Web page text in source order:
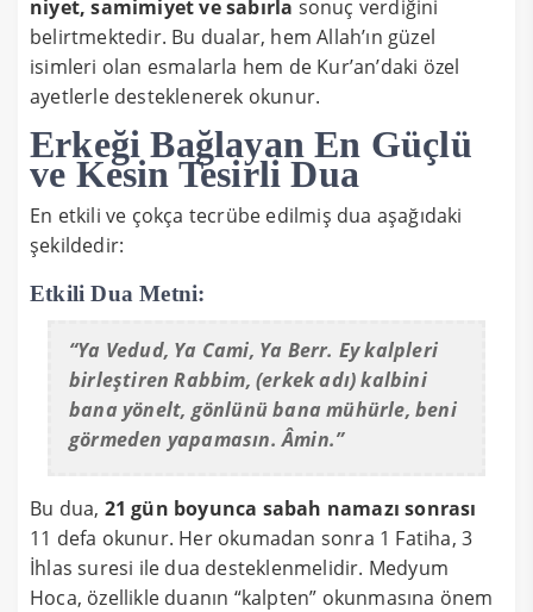
niyet, samimiyet ve sabırla sonuç verdiğini
belirtmektedir. Bu dualar, hem Allah’ın güzel
isimleri olan esmalarla hem de Kur’an’daki özel
ayetlerle desteklenerek okunur.
Erkeği Bağlayan En Güçlü
ve Kesin Tesirli Dua
En etkili ve çokça tecrübe edilmiş dua aşağıdaki
şekildedir:
Etkili Dua Metni:
“Ya Vedud, Ya Cami, Ya Berr. Ey kalpleri
birleştiren Rabbim, (erkek adı) kalbini
bana yönelt, gönlünü bana mühürle, beni
görmeden yapamasın. Âmin.”
Bu dua, 21 gün boyunca sabah namazı sonrası
11 defa okunur. Her okumadan sonra 1 Fatiha, 3
İhlas suresi ile dua desteklenmelidir. Medyum
Hoca, özellikle duanın “kalpten” okunmasına önem